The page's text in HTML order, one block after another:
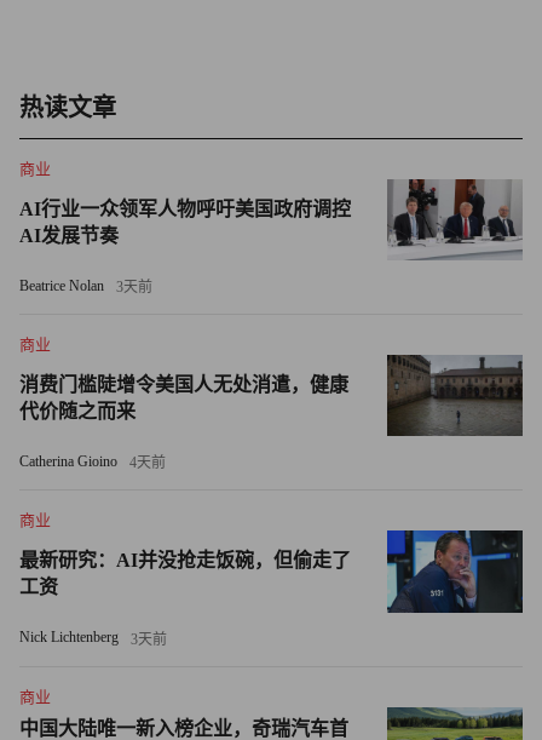
雅虎放弃了这笔交易。如今，奥巴马的首席反垄断官员克里
斯汀•瓦尔尼（Christine Varney）可能会更加强硬：上任前的
几个月，她暗示谷歌可能成为继微软之后下一个反垄断审查
“谷歌公司在几乎所有基于网络的市场中都能做出高明的
决策。”反垄断律师加里•瑞贝克（Gary Reback）说道。他
他还补充说，“而且它能在别人毫无知觉的情况下做到。”
Mapquest 和《财富》杂志（Fortune）一样，都是时代华纳
（Time Warner）旗下的公司，和谷歌公司在众多阵线都有
竞争和合作。由于谷歌公司在用户进行地点搜索时，总是把
失。瑞贝克还说，“对网络企业唯一的保护就在于搜索引擎
市场的竞争。”谷歌公司同意这一点，并表示它的搜索引擎
对手总是离它只有“一步之遥”。然而，在很多情况下，它在
版商谈妥了有关数字图书馆的条件。也许是受反垄断审查的
触动，许多作家和大学目前开始担心将会出现一个大垄断
热读文章
商业
AI行业一众领军人物呼吁美国政府调控
AI发展节奏
Beatrice Nolan 3天前
商业
消费门槛陡增令美国人无处消遣，健康
代价随之而来
Catherina Gioino 4天前
商业
最新研究：AI并没抢走饭碗，但偷走了
工资
Nick Lichtenberg 3天前
商业
中国大陆唯一新入榜企业，奇瑞汽车首